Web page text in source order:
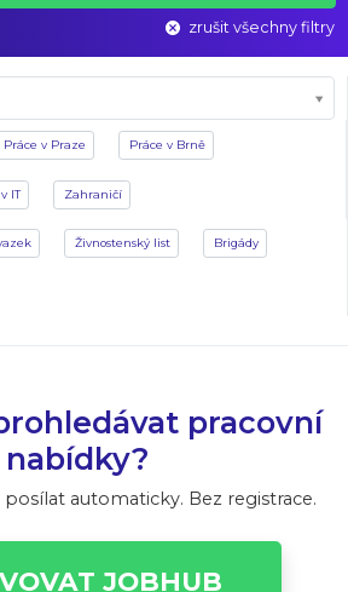
zrušit všechny filtry
Práce v Praze Práce v Brně
IT Zahraničí
Živnostenský list Brigády
pracovní
nabídky?
automaticky. Bez registrace.
JOBHUB